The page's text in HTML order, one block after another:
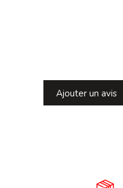
Ajouter un avis